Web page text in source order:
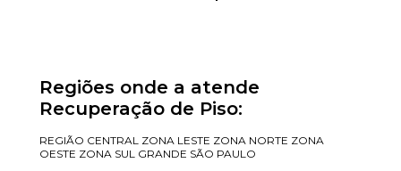
Regiões onde a atende
Recuperação de Piso:
REGIÃO CENTRAL ZONA LESTE ZONA NORTE ZONA
OESTE ZONA SUL GRANDE SÃO PAULO